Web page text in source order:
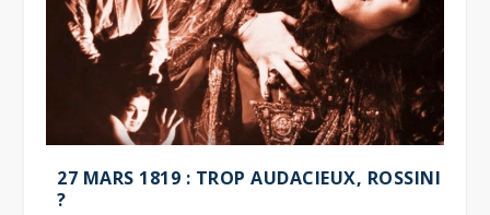
27 MARS 1819 : TROP AUDACIEUX, ROSSINI
?